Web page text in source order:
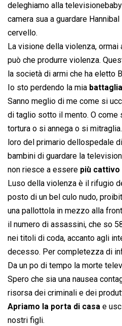
deleghiamo alla
camera sua a guardare
cervello.
La visione della violenza, ormai
può che produrre violenza.
la società di armi che ha eletto
Io sto perdendo la mia
Sanno meglio di me come si
di taglio sotto il mento. O come
tortura o si annega o si
loro del primario dellospedale
bambini di guardare la
non riesce a essere più cattivo
Luso della violenza è il rifugio
posto di un bel culo nudo,
una pallottola in mezzo alla
il numero di assassini, che so
nei titoli di coda, accanto agli
decesso. Per completezza di
Da un po di tempo la morte
Spero che sia una nausea
risorsa dei criminali e dei
Apriamo la porta di casa e
nostri figli.